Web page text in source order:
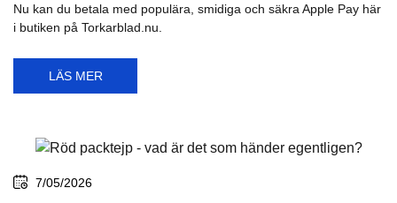
Nu kan du betala med populära, smidiga och säkra Apple Pay här
i butiken på Torkarblad.nu.
LÄS MER
7/05/2026